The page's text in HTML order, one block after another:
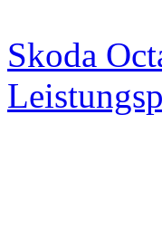
Skoda